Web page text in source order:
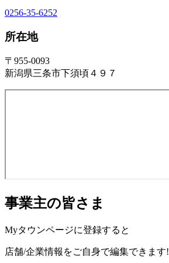
0256-35-6252
所在地
〒955-0093
新潟県三条市下須頃４９７
事業主の皆さま
Myタウンページに登録すると
店舗/企業情報をご自身で編集できます!